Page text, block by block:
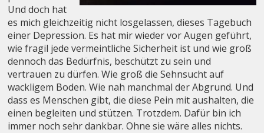
Und doch hat
es mich gleichzeitig nicht losgelassen, dieses Tagebuch
einer Depression. Es hat mir wieder vor Augen geführt,
wie fragil jede vermeintliche Sicherheit ist und wie groß
dennoch das Bedürfnis, beschützt zu sein und
vertrauen zu dürfen. Wie groß die Sehnsucht auf
wackligem Boden. Wie nah manchmal der Abgrund. Und
dass es Menschen gibt, die diese Pein mit aushalten, die
einen begleiten und stützen. Trotzdem. Dafür bin ich
immer noch sehr dankbar. Ohne sie wäre alles nichts.